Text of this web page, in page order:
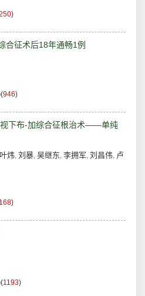
)
合征术后18年通畅1例
(946)
下布-加综合征根治术——单纯
叶炜, 刘暴, 吴继东, 李拥军, 刘昌伟, 卢
168)
(1193)